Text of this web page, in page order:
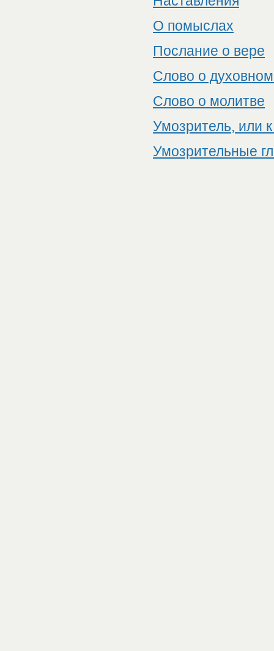
О помыслах
Послание о вере
Слово о
Слово о молитве
Умозритель, или
Умозрительные